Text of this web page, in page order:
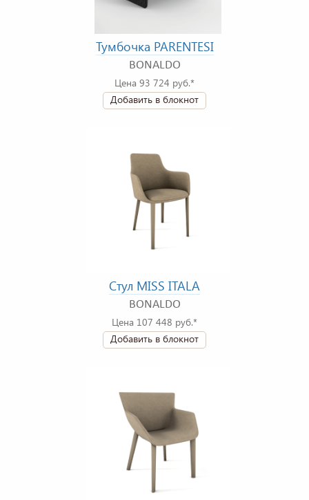
Тумбочка PARENTESI
BONALDO
Цена 93 724 руб.*
Добавить в блокнот
Стул MISS ITALA
BONALDO
Цена 107 448 руб.*
Добавить в блокнот